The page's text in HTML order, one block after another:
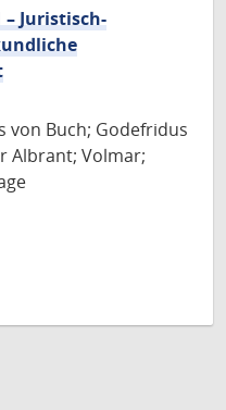
– Juristisch-
von Buch; Godefridus
Albrant; Volmar;